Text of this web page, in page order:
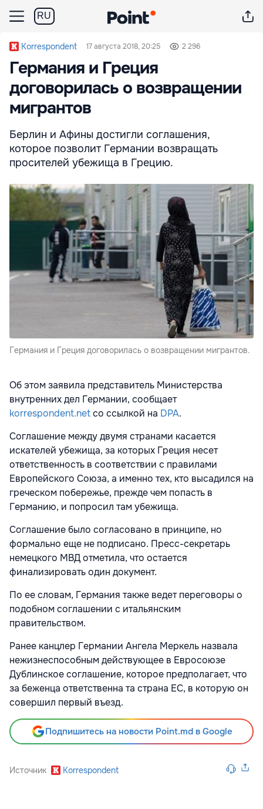
RU
Korrespondent 17 августа 2018, 20:25 2 296
Германия и Греция
договорилась о возвращении
мигрантов
Берлин и Афины достигли соглашения,
которое позволит Германии возвращать
просителей убежища в Грецию.
Германия и Греция договорилась о возвращении мигрантов.
Об этом заявила представитель Министерства
внутренних дел Германии, сообщает
korrespondent.netсо ссылкой на DPA.
Соглашение между двумя странами касается
искателей убежища, за которых Греция несет
ответственность в соответствии с правилами
Европейского Союза, а именно тех, кто высадился на
греческом побережье, прежде чем попасть в
Германию, и попросил там убежища.
Соглашение было согласовано в принципе, но
формально еще не подписано. Пресс-секретарь
немецкого МВД отметила, что остается
финализировать один документ.
По ее словам, Германия также ведет переговоры о
подобном соглашении с итальянским
правительством.
Ранее канцлер Германии Ангела Меркель назвала
нежизнеспособным действующее в Евросоюзе
Дублинское соглашение, которое предполагает, что
за беженца ответственна та страна ЕС, в которую он
совершил первый въезд.
Подпишитесь на новости Point.md в Google
Источник Korrespondent